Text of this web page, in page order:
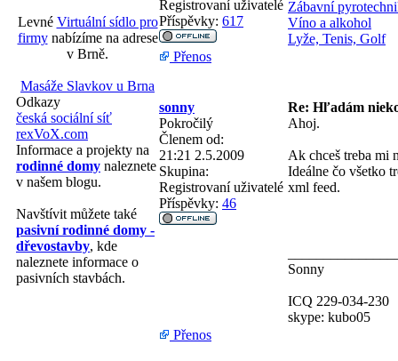
Levné Virtuální sídlo pro
firmynabízíme na adrese
v Brně.
Masáže Slavkov u Brna
Odkazy
česká sociální síť
rexVoX.com
Informace a projekty na
rodinné domy naleznete
v našem blogu.
Navštívit můžete také
pasivní rodinné domy -
dřevostavby, kde
naleznete informace o
pasivních stavbách.
Registrovaní uživatelé
Příspěvky: 617
Zábavní
Víno a alkohol
Lyže, Tenis, Golf
Přenos
sonny
Re: Hľadám
Pokročilý
Členem od:
21:21 2.5.2009
Skupina:
Registrovaní uživatelé
Příspěvky: 46
Ahoj.
Ak chceš treba mi
Ideálne čo všetko
xml feed.
Sonny
ICQ 229-034-230
skype: kubo05
Přenos